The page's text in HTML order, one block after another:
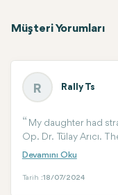
Müşteri Yorumları
R Rally Ts
My daughter had
Op. Dr. Tülay Arıcı.
are happy with the
surgery. We had a
Tarih :18/07/2024